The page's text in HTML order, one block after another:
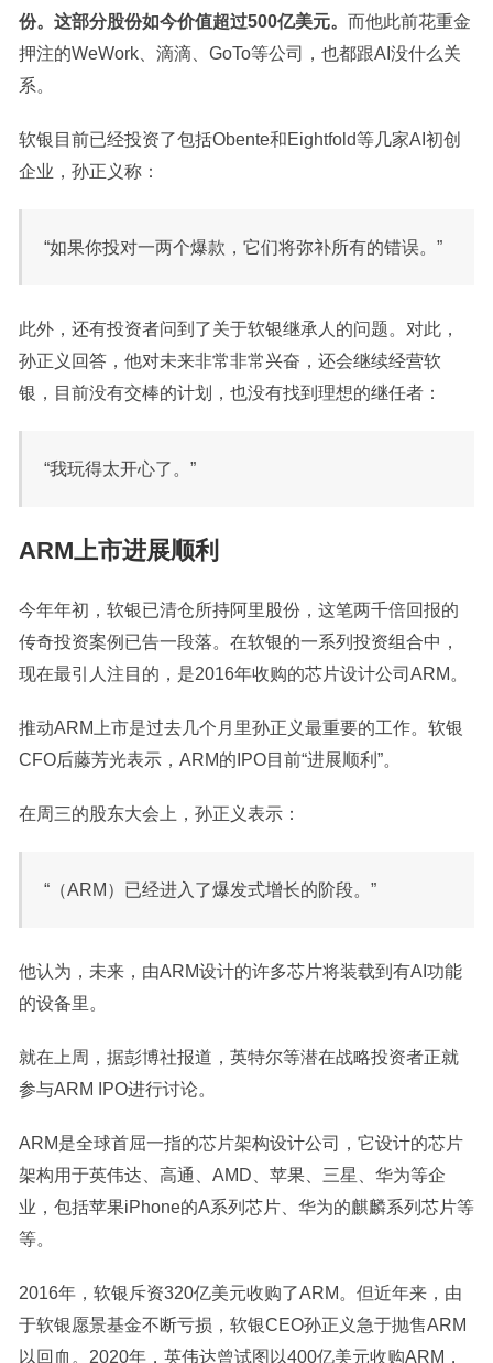
份。这部分股份如今价值超过500亿美元。 而他此前花重金
押注的WeWork、滴滴、GoTo等公司，也都跟AI没什么关
系。
软银目前已经投资了包括Obente和Eightfold等几家AI初创
企业，孙正义称：
“如果你投对一两个爆款，它们将弥补所有的错误。”
此外，还有投资者问到了关于软银继承人的问题。对此，
孙正义回答，他对未来非常非常兴奋，还会继续经营软
银，目前没有交棒的计划，也没有找到理想的继任者：
“我玩得太开心了。”
ARM上市进展顺利
今年年初，软银已清仓所持阿里股份，这笔两千倍回报的
传奇投资案例已告一段落。在软银的一系列投资组合中，
现在最引人注目的，是2016年收购的芯片设计公司ARM。
推动ARM上市是过去几个月里孙正义最重要的工作。软银
CFO后藤芳光表示，ARM的IPO目前“进展顺利”。
在周三的股东大会上，孙正义表示：
“（ARM）已经进入了爆发式增长的阶段。”
他认为，未来，由ARM设计的许多芯片将装载到有AI功能
的设备里。
就在上周，据彭博社报道，英特尔等潜在战略投资者正就
参与ARM IPO进行讨论。
ARM是全球首屈一指的芯片架构设计公司，它设计的芯片
架构用于英伟达、高通、AMD、苹果、三星、华为等企
业，包括苹果iPhone的A系列芯片、华为的麒麟系列芯片等
等。
2016年，软银斥资320亿美元收购了ARM。但近年来，由
于软银愿景基金不断亏损，软银CEO孙正义急于抛售ARM
以回血。2020年，英伟达曾试图以400亿美元收购ARM，